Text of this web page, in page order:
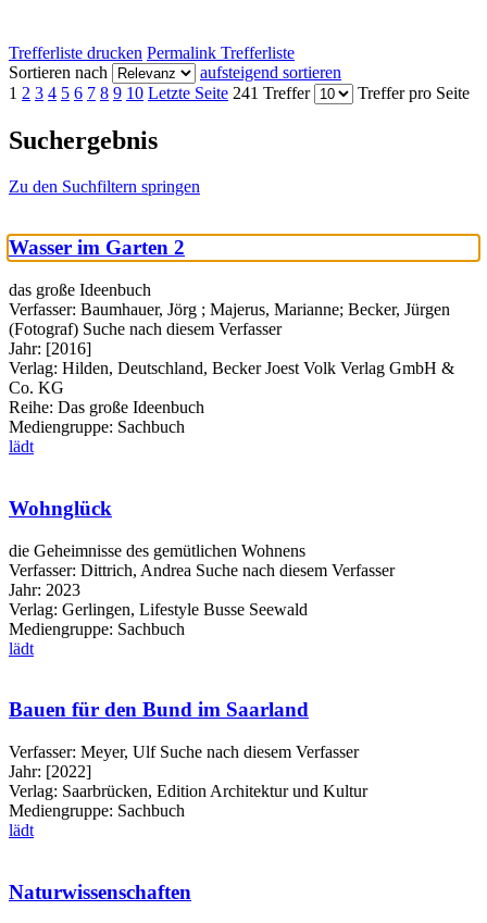
Trefferliste drucken Permalink Trefferliste
Sortieren nach
aufsteigend sortieren
1 2 3 4 5 6 7 8 9 10 Letzte Seite 241 Treffer Treffer pro Seite
Suchergebnis
Zu den Suchfiltern springen
Wasser im Garten 2
das große Ideenbuch
Verfasser: Baumhauer, Jörg ; Majerus, Marianne; Becker, Jürgen
(Fotograf) Suche nach diesem Verfasser
Jahr: [2016]
Verlag: Hilden, Deutschland, Becker Joest Volk Verlag GmbH &
Co. KG
Reihe: Das große Ideenbuch
Mediengruppe: Sachbuch
lädt
Wohnglück
die Geheimnisse des gemütlichen Wohnens
Verfasser: Dittrich, Andrea Suche nach diesem Verfasser
Jahr: 2023
Verlag: Gerlingen, Lifestyle Busse Seewald
Mediengruppe: Sachbuch
lädt
Bauen für den Bund im Saarland
Verfasser: Meyer, Ulf Suche nach diesem Verfasser
Jahr: [2022]
Verlag: Saarbrücken, Edition Architektur und Kultur
Mediengruppe: Sachbuch
lädt
Naturwissenschaften